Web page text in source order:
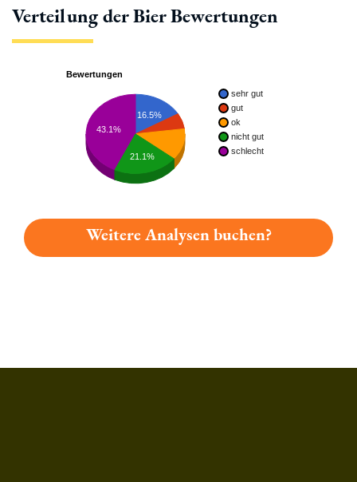
Verteilung der Bier Bewertungen
Bewertungen
sehr gut
gut
ok
nicht gut
schlecht
16.5%
43.1%
21.1%
Weitere Analysen buchen?